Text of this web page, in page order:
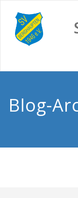
Blog-